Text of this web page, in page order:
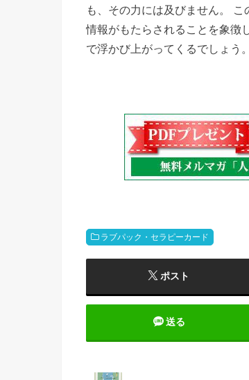
も、その力には及びません。
情報がもたらされることを象徴
で浮かび上がってくるでしょう
ラブパック・セラピーカード
ポスト
送る